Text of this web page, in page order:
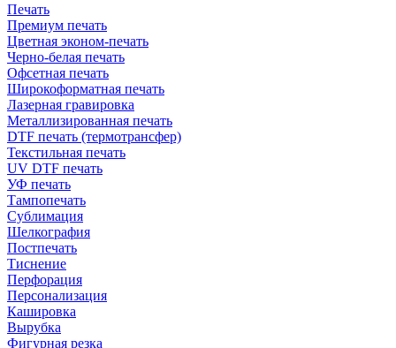
Печать
Премиум печать
Цветная эконом-печать
Черно-белая печать
Офсетная печать
Широкоформатная печать
Лазерная гравировка
Металлизированная печать
DTF печать (термотрансфер)
Текстильная печать
UV DTF печать
УФ печать
Тампопечать
Сублимация
Шелкография
Постпечать
Тиснение
Перфорация
Персонализация
Кашировка
Вырубка
Фигурная резка